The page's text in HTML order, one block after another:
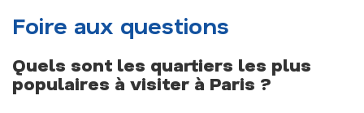
Foire aux questions
Quels sont les quartiers les plus
populaires à visiter à Paris ?